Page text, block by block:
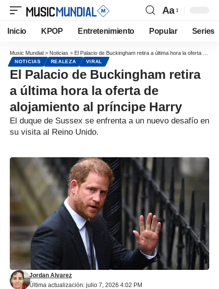
Aa
Inicio KPOP Entretenimiento Popular Series
Music Mundial > Noticias > El Palacio de Buckingham retira a última hora la oferta de alojamiento al príncipe Harry
NOTICIAS REALEZA VIRAL
El Palacio de Buckingham retira
a última hora la oferta de
alojamiento al príncipe Harry
El duque de Sussex se enfrenta a un nuevo desafío en
su visita al Reino Unido.
Última actualización: julio 7, 2026 4:02 PM
Jordan Alvarez